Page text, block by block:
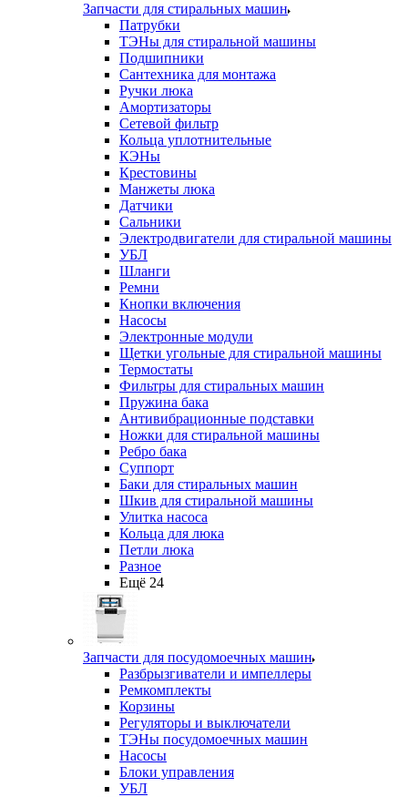
Запчасти для стиральных машин
Патрубки
ТЭНы для стиральной машины
Подшипники
Сантехника для монтажа
Ручки люка
Амортизаторы
Сетевой фильтр
Кольца уплотнительные
КЭНы
Крестовины
Манжеты люка
Датчики
Сальники
Электродвигатели для стиральной машины
УБЛ
Шланги
Ремни
Кнопки включения
Насосы
Электронные модули
Щетки угольные для стиральной машины
Термостаты
Фильтры для стиральных машин
Пружина бака
Антивибрационные подставки
Ножки для стиральной машины
Ребро бака
Суппорт
Баки для стиральных машин
Шкив для стиральной машины
Улитка насоса
Кольца для люка
Петли люка
Разное
Ещё 24
Запчасти для посудомоечных машин
Разбрызгиватели и импеллеры
Ремкомплекты
Корзины
Регуляторы и выключатели
ТЭНы посудомоечных машин
Насосы
Блоки управления
УБЛ